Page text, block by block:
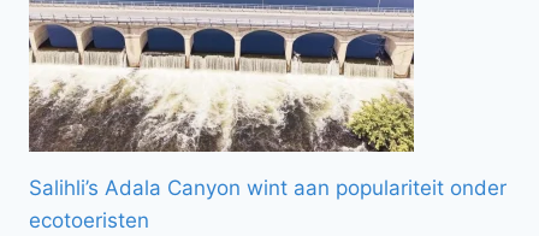
Salihli’s Adala Canyon wint aan populariteit onder
ecotoeristen